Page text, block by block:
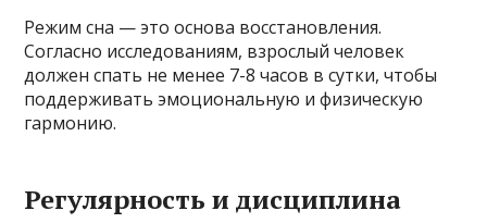
Режим сна — это основа восстановления.
Согласно исследованиям, взрослый человек
должен спать не менее 7-8 часов в сутки, чтобы
поддерживать эмоциональную и физическую
гармонию.
Регулярность и дисциплина